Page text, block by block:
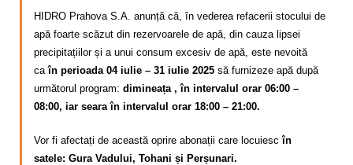
HIDRO Prahova S.A. anunță că, în vederea refacerii stocului de
apă foarte scăzut din rezervoarele de apă, din cauza lipsei
precipitațiilor și a unui consum excesiv de apă , este nevoită
caîn perioada 04 iulie – 31 iulie 2025 să furnizeze apă după
următorul program: dimineața , în intervalul orar 06:00 –
08:00, iar seara în intervalul orar 18:00 – 21:00.
Vor fi afectați de această oprire abonații care locuiescîn
satele: Gura Vadului, Tohani și Perșunari.